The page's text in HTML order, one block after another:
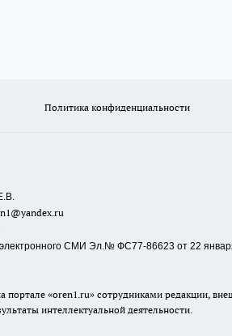
Политика конфиденциальности
электронного СМИ Эл.№ ФС77-86623 от 22
«oren1.ru» сотрудниками редакции,
интеллектуальной деятельности.